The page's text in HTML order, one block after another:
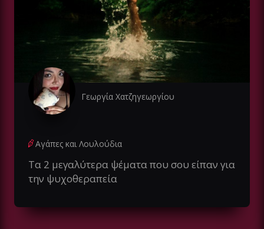
Γεωργία Χατζηγεωργίου
Αγάπες και Λουλούδια
Τα 2 μεγαλύτερα ψέματα που σου είπαν για
την ψυχοθεραπεία